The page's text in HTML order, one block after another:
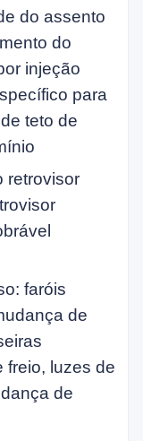
do assento
do
injeção
para
teto de
retrovisor
faróis
de
freio, luzes de
de